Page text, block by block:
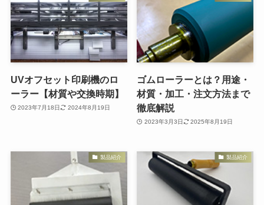
UVオフセット印刷機のロ
ーラー【材質や交換時期】
2023年7月18日 2024年8月19日
ゴムローラーとは？用途・
材質・加工・注文方法まで
徹底解説
2023年3月3日 2025年8月19日
製品紹介 製品紹介